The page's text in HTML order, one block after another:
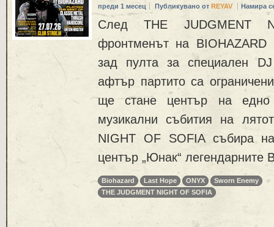
преди 1 месец Публикувано от REYAV Намира
След THE JUDGMENT
фронтменът на BIOHAZARD
зад пулта за специален
афтър партито са
ще стане център на едно
музикални събития на
NIGHT OF SOFIA събира
център „Юнак“ легендарните
Biohazard Last Hope ONYX
Sworn Enemy
THE JUDGMENT NIGHT OF SOFIA